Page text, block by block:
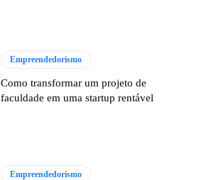
Empreendedorismo
Como transformar um projeto de
faculdade em uma startup rentável
Empreendedorismo